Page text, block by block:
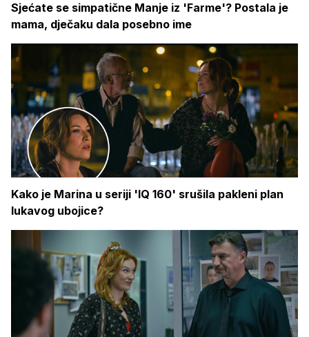
Sjećate se simpatične Manje iz 'Farme'? Postala je
mama, dječaku dala posebno ime
Kako je Marina u seriji 'IQ 160' srušila pakleni plan
lukavog ubojice?